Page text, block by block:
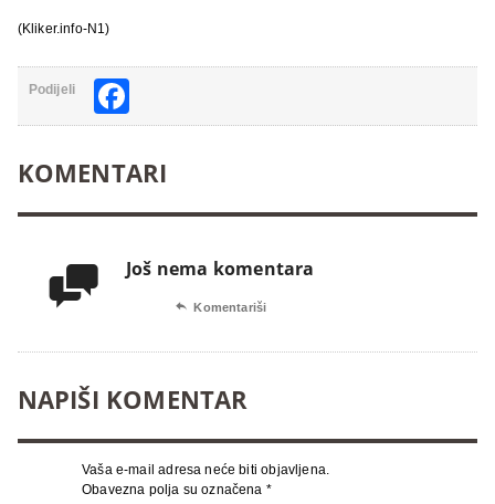
(Kliker.info-N1)
Podijeli
KOMENTARI
 Još nema komentara
 Komentariši
NAPIŠI KOMENTAR
Vaša e-mail adresa neće biti objavljena.
Obavezna polja su označena *